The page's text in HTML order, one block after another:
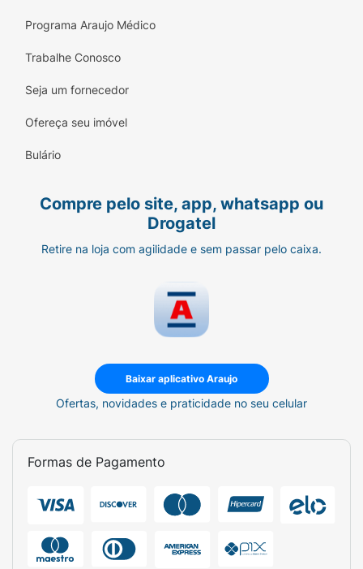
Programa Araujo Médico
Trabalhe Conosco
Seja um fornecedor
Ofereça seu imóvel
Bulário
Compre pelo site, app, whatsapp ou
Drogatel
Retire na loja com agilidade e sem passar pelo caixa.
Baixar aplicativo Araujo
Ofertas, novidades e praticidade no seu celular
Formas de Pagamento